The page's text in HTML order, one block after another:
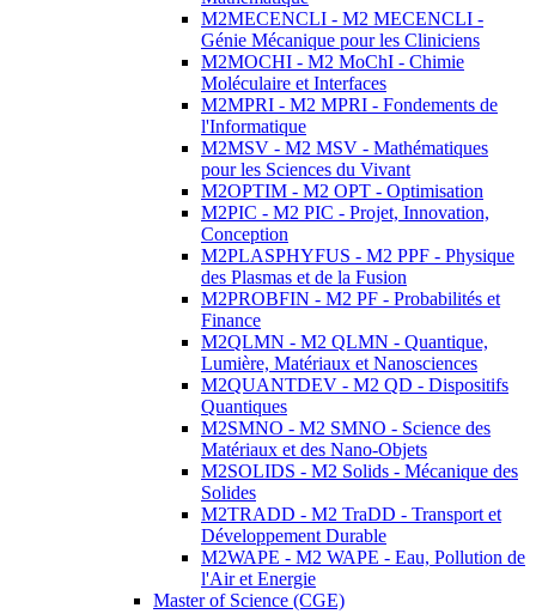
M2MECENCLI - M2 MECENCLI -
Génie Mécanique pour les Cliniciens
M2MOCHI - M2 MoChI - Chimie
Moléculaire et Interfaces
M2MPRI - M2 MPRI - Fondements de
l'Informatique
M2MSV - M2 MSV - Mathématiques
pour les Sciences du Vivant
M2OPTIM - M2 OPT - Optimisation
M2PIC - M2 PIC - Projet, Innovation,
Conception
M2PLASPHYFUS - M2 PPF - Physique
des Plasmas et de la Fusion
M2PROBFIN - M2 PF - Probabilités et
Finance
M2QLMN - M2 QLMN - Quantique,
Lumière, Matériaux et Nanosciences
M2QUANTDEV - M2 QD - Dispositifs
Quantiques
M2SMNO - M2 SMNO - Science des
Matériaux et des Nano-Objets
M2SOLIDS - M2 Solids - Mécanique des
Solides
M2TRADD - M2 TraDD - Transport et
Développement Durable
M2WAPE - M2 WAPE - Eau, Pollution de
l'Air et Energie
Master of Science (CGE)